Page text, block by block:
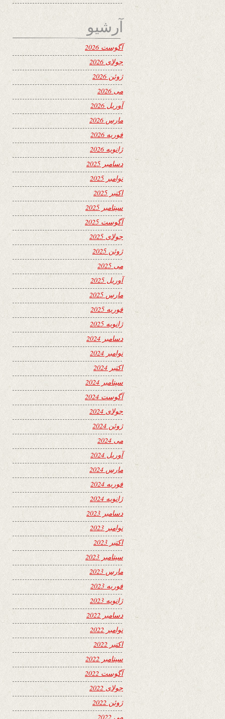
آرشیو
آگوست 2026
جولای 2026
ژوئن 2026
می 2026
آوریل 2026
مارس 2026
فوریه 2026
ژانویه 2026
دسامبر 2025
نوامبر 2025
اکتبر 2025
سپتامبر 2025
آگوست 2025
جولای 2025
ژوئن 2025
می 2025
آوریل 2025
مارس 2025
فوریه 2025
ژانویه 2025
دسامبر 2024
نوامبر 2024
اکتبر 2024
سپتامبر 2024
آگوست 2024
جولای 2024
ژوئن 2024
می 2024
آوریل 2024
مارس 2024
فوریه 2024
ژانویه 2024
دسامبر 2023
نوامبر 2023
اکتبر 2023
سپتامبر 2023
مارس 2023
فوریه 2023
ژانویه 2023
دسامبر 2022
نوامبر 2022
اکتبر 2022
سپتامبر 2022
آگوست 2022
جولای 2022
ژوئن 2022
می 2022